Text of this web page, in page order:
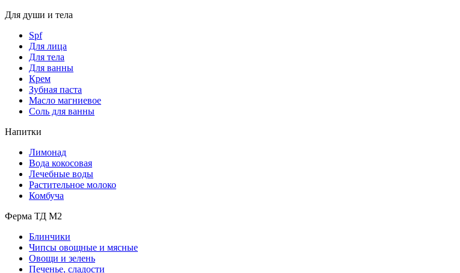
Для души и тела
Spf
Для лица
Для тела
Для ванны
Крем
Зубная паста
Масло магниевое
Соль для ванны
Напитки
Лимонад
Вода кокосовая
Лечебные воды
Растительное молоко
Комбуча
Ферма ТД М2
Блинчики
Чипсы овощные и мясные
Овощи и зелень
Печенье, сладости